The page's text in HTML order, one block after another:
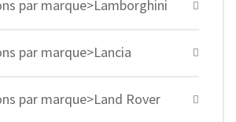
par marque>Lamborghini
par marque>Lancia
par marque>Land Rover